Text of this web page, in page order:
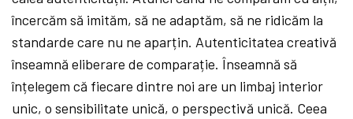
încercăm să imităm, să ne adaptăm, să ne ridicăm la
standarde care nu ne aparțin. Autenticitatea creativă
înseamnă eliberare de comparație. Înseamnă să
înțelegem că fiecare dintre noi are un limbaj interior
unic, o sensibilitate unică, o perspectivă unică. Ceea